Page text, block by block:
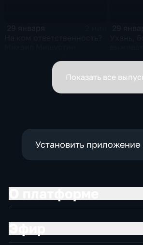
вице-премьеров
Показать все
Установить